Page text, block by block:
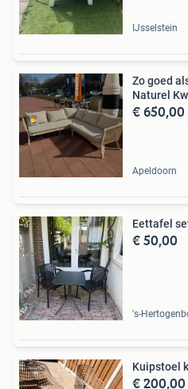
IJsselstein
Zo goed
Naturel
€ 650,00
Apeldoorn
Eettafel
€ 50,00
's-
Kuipstoel
€ 200,00